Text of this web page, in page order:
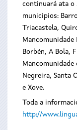
continuará ata o
municipios:
Triacastela,
Mancomunidade
Borbén, A Bola,
Mancomunidade
Negreira, Santa
e Xove.
Toda a
http://